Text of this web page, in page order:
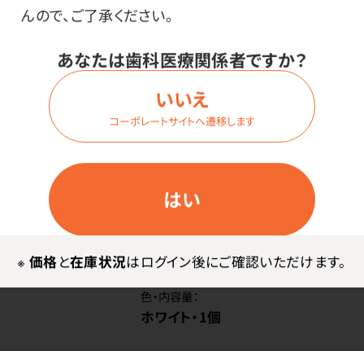
んので、ご了承ください。
あなたは歯科医療関係者ですか？
はい
いいえ
コーポレートサイトへ遷移します
※ 価格と在庫状況はログイン後にご確認いただけます。
価格はログイン後表示
ログイン
商品番号：
種類：
4個口・2mコード付
色・内容量：
ホワイト・1個